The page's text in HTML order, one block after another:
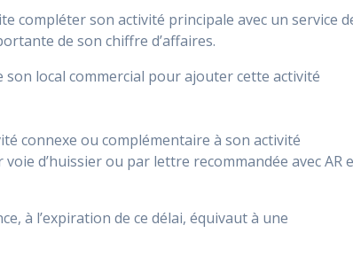
compléter son activité principale avec un service
de son chiffre d’affaires.
local commercial pour ajouter cette activité
connexe ou complémentaire à son activité
d’huissier ou par lettre recommandée avec AR
à l’expiration de ce délai, équivaut à une